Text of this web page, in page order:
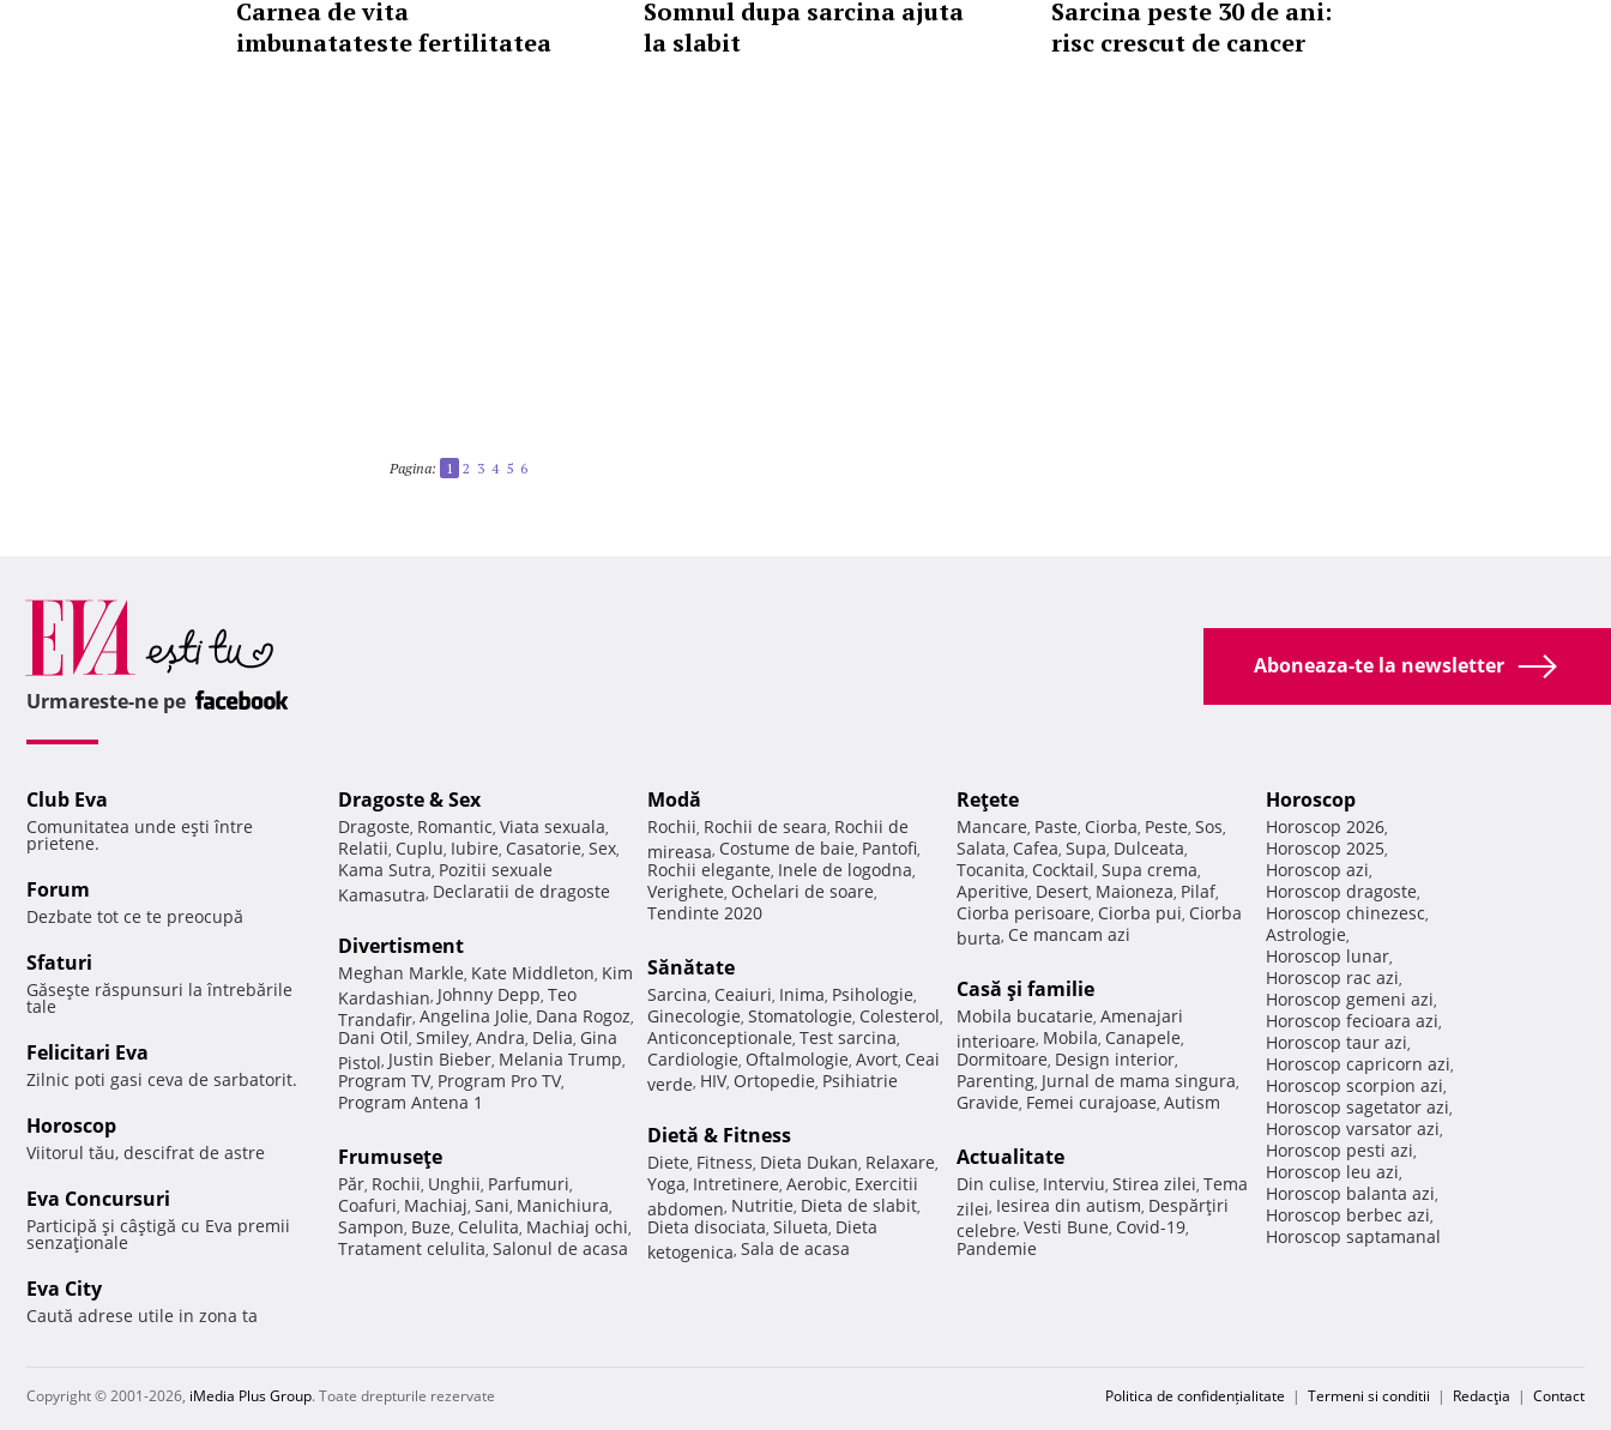
Carnea de vita
imbunatateste fertilitatea
Somnul dupa sarcina ajuta
la slabit
Sarcina peste 30 de ani:
risc crescut de cancer
Pagina: 1 2 3 4 5 6
Aboneaza-te la newsletter
Urmareste-ne pe
Club Eva
Comunitatea unde eşti între
prietene.
Forum
Dezbate tot ce te preocupă
Sfaturi
Găseşte răspunsuri la întrebările
tale
Felicitari Eva
Zilnic poti gasi ceva de sarbatorit.
Horoscop
Viitorul tău, descifrat de astre
Eva Concursuri
Participă şi câştigă cu Eva premii
senzaţionale
Eva City
Caută adrese utile in zona ta
Dragoste & Sex
Dragoste, Romantic, Viata sexuala,
Relatii, Cuplu, Iubire, Casatorie, Sex,
Kama Sutra, Pozitii sexuale
Kamasutra, Declaratii de dragoste
Divertisment
Meghan Markle, Kate Middleton, Kim
Kardashian, Johnny Depp, Teo
Trandafir, Angelina Jolie, Dana Rogoz,
Dani Otil, Smiley, Andra, Delia, Gina
Pistol, Justin Bieber, Melania Trump,
Program TV, Program Pro TV,
Program Antena 1
Frumuseţe
Păr, Rochii, Unghii, Parfumuri,
Coafuri, Machiaj, Sani, Manichiura,
Sampon, Buze, Celulita, Machiaj ochi,
Tratament celulita, Salonul de acasa
Modă
Rochii, Rochii de seara, Rochii de
mireasa, Costume de baie, Pantofi,
Rochii elegante, Inele de logodna,
Verighete, Ochelari de soare,
Tendinte 2020
Sănătate
Sarcina, Ceaiuri, Inima, Psihologie,
Ginecologie, Stomatologie, Colesterol,
Anticonceptionale, Test sarcina,
Cardiologie, Oftalmologie, Avort, Ceai
verde, HIV, Ortopedie, Psihiatrie
Dietă & Fitness
Diete, Fitness, Dieta Dukan, Relaxare,
Yoga, Intretinere, Aerobic, Exercitii
abdomen, Nutritie, Dieta de slabit,
Dieta disociata, Silueta, Dieta
ketogenica, Sala de acasa
Reţete
Mancare, Paste, Ciorba, Peste, Sos,
Salata, Cafea, Supa, Dulceata,
Tocanita, Cocktail, Supa crema,
Aperitive, Desert, Maioneza, Pilaf,
Ciorba perisoare, Ciorba pui, Ciorba
burta, Ce mancam azi
Casă şi familie
Mobila bucatarie, Amenajari
interioare, Mobila, Canapele,
Dormitoare, Design interior,
Parenting, Jurnal de mama singura,
Gravide, Femei curajoase, Autism
Actualitate
Din culise, Interviu, Stirea zilei, Tema
zilei, Iesirea din autism, Despărţiri
celebre, Vesti Bune, Covid-19,
Pandemie
Horoscop
Horoscop 2026,
Horoscop 2025,
Horoscop azi,
Horoscop dragoste,
Horoscop chinezesc,
Astrologie,
Horoscop lunar,
Horoscop rac azi,
Horoscop gemeni azi,
Horoscop fecioara azi,
Horoscop taur azi,
Horoscop capricorn azi,
Horoscop scorpion azi,
Horoscop sagetator azi,
Horoscop varsator azi,
Horoscop pesti azi,
Horoscop leu azi,
Horoscop balanta azi,
Horoscop berbec azi,
Horoscop saptamanal
Copyright © 2001-2026, iMedia Plus Group. Toate drepturile rezervate Politica de confidențialitate | Termeni si conditii | Redacţia | Contact